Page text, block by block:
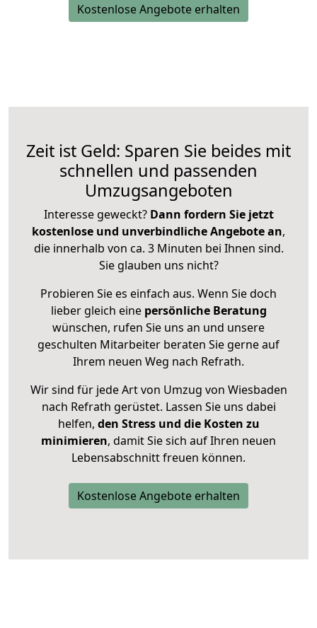
Kostenlose Angebote erhalten
Zeit ist Geld: Sparen Sie beides mit
schnellen und passenden
Umzugsangeboten
Interesse geweckt? Dann fordern Sie jetzt
kostenlose und unverbindliche Angebote an,
die innerhalb von ca. 3 Minuten bei Ihnen sind.
Sie glauben uns nicht?
Probieren Sie es einfach aus. Wenn Sie doch
lieber gleich eine persönliche Beratung
wünschen, rufen Sie uns an und unsere
geschulten Mitarbeiter beraten Sie gerne auf
Ihrem neuen Weg nach Refrath.
Wir sind für jede Art von Umzug von Wiesbaden
nach Refrath gerüstet. Lassen Sie uns dabei
helfen, den Stress und die Kosten zu
minimieren, damit Sie sich auf Ihren neuen
Lebensabschnitt freuen können.
Kostenlose Angebote erhalten